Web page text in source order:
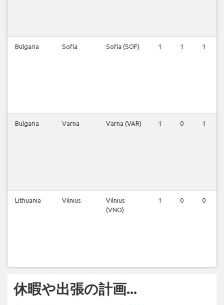
Bulgaria Sofia Sofia (SOF) 1 1 1
Bulgaria Varna Varna (VAR) 1 0 1
Lithuania Vilnius
Vilnius
(VNO)
1 0 0
休暇や出張の計画...